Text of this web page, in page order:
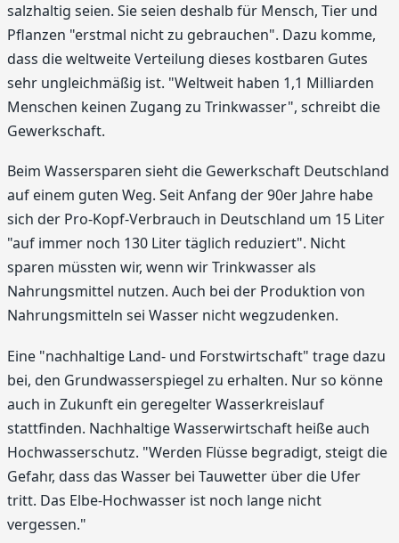
salzhaltig seien. Sie seien deshalb für Mensch, Tier und
Pflanzen "erstmal nicht zu gebrauchen". Dazu komme,
dass die weltweite Verteilung dieses kostbaren Gutes
sehr ungleichmäßig ist. "Weltweit haben 1,1 Milliarden
Menschen keinen Zugang zu Trinkwasser", schreibt die
Gewerkschaft.
Beim Wassersparen sieht die Gewerkschaft Deutschland
auf einem guten Weg. Seit Anfang der 90er Jahre habe
sich der Pro-Kopf-Verbrauch in Deutschland um 15 Liter
"auf immer noch 130 Liter täglich reduziert". Nicht
sparen müssten wir, wenn wir Trinkwasser als
Nahrungsmittel nutzen. Auch bei der Produktion von
Nahrungsmitteln sei Wasser nicht wegzudenken.
Eine "nachhaltige Land- und Forstwirtschaft" trage dazu
bei, den Grundwasserspiegel zu erhalten. Nur so könne
auch in Zukunft ein geregelter Wasserkreislauf
stattfinden. Nachhaltige Wasserwirtschaft heiße auch
Hochwasserschutz. "Werden Flüsse begradigt, steigt die
Gefahr, dass das Wasser bei Tauwetter über die Ufer
tritt. Das Elbe-Hochwasser ist noch lange nicht
vergessen."